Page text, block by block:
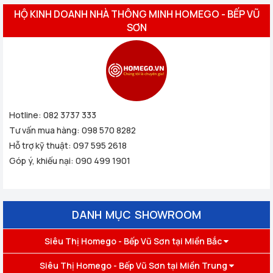
HỘ KINH DOANH NHÀ THÔNG MINH HOMEGO - BẾP VŨ
SƠN
Hotline: 082 3737 333
Tư vấn mua hàng: 098 570 8282
Hỗ trợ kỹ thuật: 097 595 2618
Góp ý, khiếu nại: 090 499 1901
DANH MỤC SHOWROOM
Siêu Thị Homego - Bếp Vũ Sơn tại Miền Bắc
Siêu Thị Homego - Bếp Vũ Sơn tại Miền Trung